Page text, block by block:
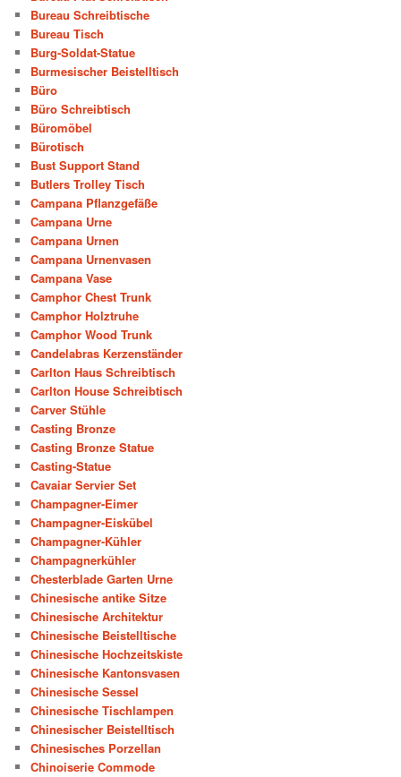
Bureau Schreibtische
Bureau Tisch
Burg-Soldat-Statue
Burmesischer Beistelltisch
Büro
Büro Schreibtisch
Büromöbel
Bürotisch
Bust Support Stand
Butlers Trolley Tisch
Campana Pflanzgefäße
Campana Urne
Campana Urnen
Campana Urnenvasen
Campana Vase
Camphor Chest Trunk
Camphor Holztruhe
Camphor Wood Trunk
Candelabras Kerzenständer
Carlton Haus Schreibtisch
Carlton House Schreibtisch
Carver Stühle
Casting Bronze
Casting Bronze Statue
Casting-Statue
Cavaiar Servier Set
Champagner-Eimer
Champagner-Eiskübel
Champagner-Kühler
Champagnerkühler
Chesterblade Garten Urne
Chinesische antike Sitze
Chinesische Architektur
Chinesische Beistelltische
Chinesische Hochzeitskiste
Chinesische Kantonsvasen
Chinesische Sessel
Chinesische Tischlampen
Chinesischer Beistelltisch
Chinesisches Porzellan
Chinoiserie Commode